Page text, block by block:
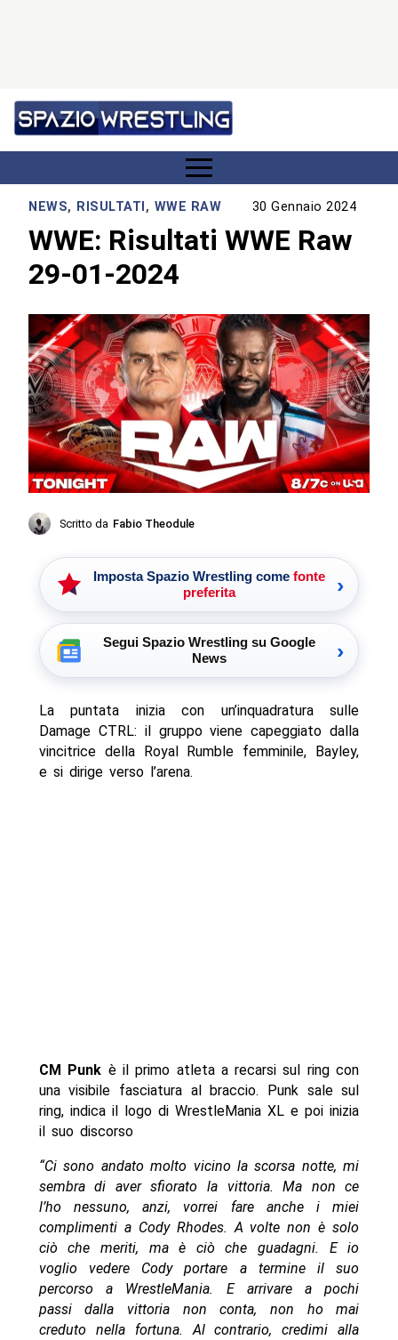
NEWS, RISULTATI, WWE RAW 30 Gennaio 2024
WWE: Risultati WWE Raw
29-01-2024
Scritto da Fabio Theodule
Imposta Spazio Wrestling come fonte
preferita
›
Segui Spazio Wrestling su Google
News
›
La puntata inizia con un’inquadratura sulle
Damage CTRL: il gruppo viene capeggiato dalla
vincitrice della Royal Rumble femminile, Bayley,
e si dirige verso l’arena.
CM Punk è il primo atleta a recarsi sul ring con
una visibile fasciatura al braccio. Punk sale sul
ring, indica il logo di WrestleMania XL e poi inizia
il suo discorso
“Ci sono andato molto vicino la scorsa notte, mi
sembra di aver sfiorato la vittoria. Ma non ce
l’ho nessuno, anzi, vorrei fare anche i miei
complimenti a Cody Rhodes. A volte non è solo
ciò che meriti, ma è ciò che guadagni. E io
voglio vedere Cody portare a termine il suo
percorso a WrestleMania. E arrivare a pochi
passi dalla vittoria non conta, non ho mai
creduto nella fortuna. Al contrario, credimi alla